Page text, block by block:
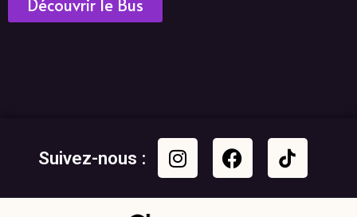
Découvrir le Bus
Suivez-nous :